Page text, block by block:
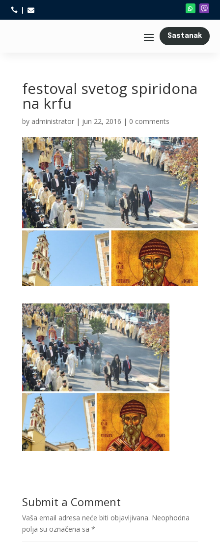
 
Sastanak
festoval svetog spiridona
na krfu
by administrator| jun 22, 2016 | 0 comments
Submit a Comment
Vaša email adresa neće biti objavljivana. Neophodna
polja su označena sa *